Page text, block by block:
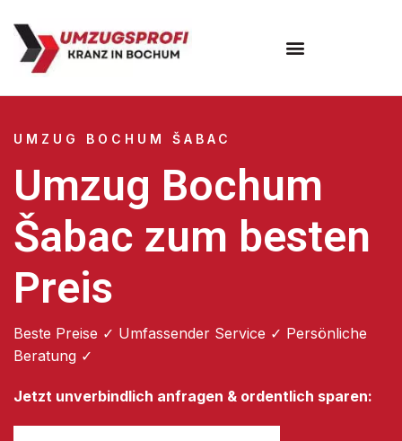
UMZUG BOCHUM ŠABAC
Umzug Bochum
Šabac zum besten
Preis
Beste Preise ✓ Umfassender Service ✓ Persönliche
Beratung ✓
Jetzt unverbindlich anfragen & ordentlich sparen: